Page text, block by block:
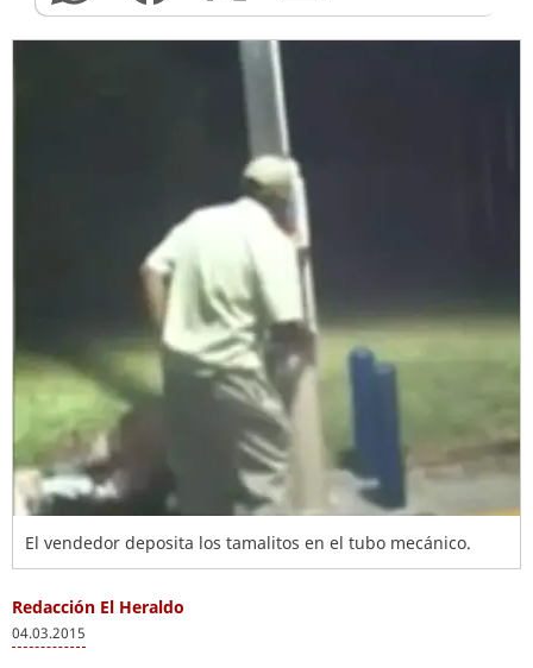
El vendedor deposita los tamalitos en el tubo mecánico.
Redacción El Heraldo
04.03.2015